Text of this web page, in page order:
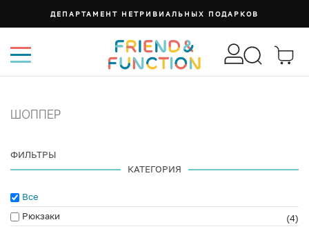
ДЕПАРТАМЕНТ НЕТРИВИАЛЬНЫХ ПОДАРКОВ
ШОППЕР
ФИЛЬТРЫ
КАТЕГОРИЯ
Все
Рюкзаки
(4)